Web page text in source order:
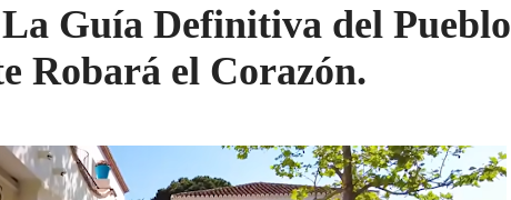
Guía Definitiva del Pueblo
Robará el Corazón.